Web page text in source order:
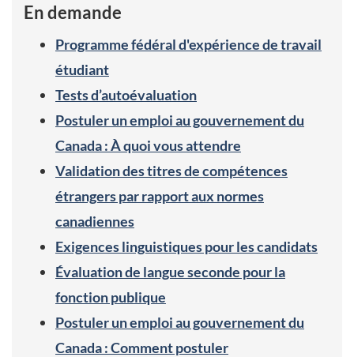
En demande
Programme fédéral d'expérience de travail
étudiant
Tests d’autoévaluation
Postuler un emploi au gouvernement du
Canada : À quoi vous attendre
Validation des titres de compétences
étrangers par rapport aux normes
canadiennes
Exigences linguistiques pour les candidats
Évaluation de langue seconde pour la
fonction publique
Postuler un emploi au gouvernement du
Canada : Comment postuler